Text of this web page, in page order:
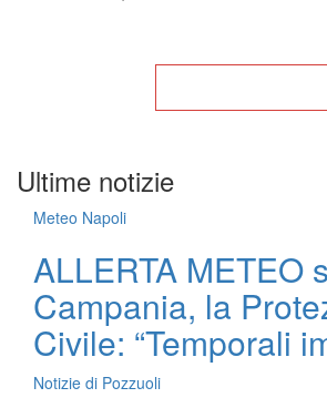
Ultime notizie
Meteo Napoli
ALLERTA METEO
Campania, la
Civile: “Temporali
Notizie di Pozzuoli